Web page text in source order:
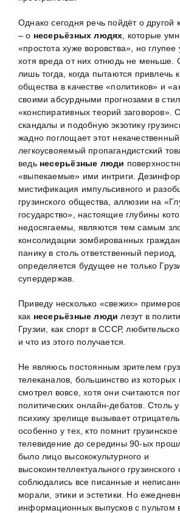
Однако сегодня речь пойдёт о другой
– о несерьёзных людях , которые
«простота хуже воровства», но глупее
хотя вреда от них отнюдь не меньше.
лишь тогда, когда пытаются привлечь
общества в качестве «политиков» и
своими абсурдными прогнозами в
«конспиративных теорий заговоров».
скандалы и подобную экзотику
жадно поглощает этот
легкоусвояемый пропагандистский
ведь несерьёзные люди
«выпекаемые» ими интриги.
мистификация импульсивного и
грузинского общества, аллюзии на
государство», настоящие глубины
недосягаемы, являются тем самым
консолидации зомбированных
панику в столь ответственный период,
определяется будущее не только
супердержав.
Приведу несколько «свежих»
как несерьёзные люди лезут в
Грузии, как спорт в СССР,
и что из этого получается.
Не являюсь постоянным зрителем
телеканалов, большинство из которых
смотрел вовсе, хотя они считаются
политических онлайн-дебатов. Столь
психику зрелище вызывает
особенно у тех, кто помнит
телевидение до середины 90-ых
было лицо высококультурного и
высокоинтеллектуального
соблюдались все писанные и
морали, этики и эстетики. Но
информационных выпусков с пультом